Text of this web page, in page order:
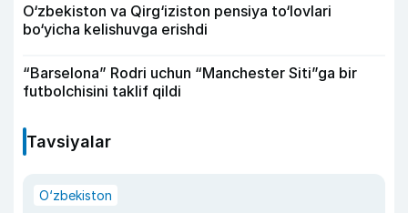
O‘zbekiston va Qirg‘iziston pensiya to‘lovlari
bo‘yicha kelishuvga erishdi
“Barselona” Rodri uchun “Manchester Siti”ga bir
futbolchisini taklif qildi
Tavsiyalar
O‘zbekiston